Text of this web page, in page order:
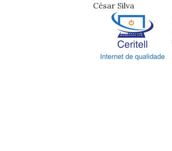
César Silva